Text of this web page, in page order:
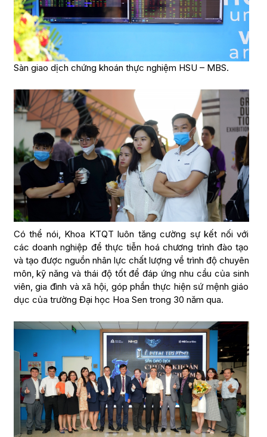
Sàn giao dịch chứng khoán thực nghiệm HSU – MBS.
Có thể nói, Khoa KTQT luôn tăng cường sự kết nối với
các doanh nghiệp để thực tiễn hoá chương trình đào tạo
và tạo được nguồn nhân lực chất lượng về trình độ chuyên
môn, kỹ năng và thái độ tốt để đáp ứng nhu cầu của sinh
viên, gia đình và xã hội, góp phần thực hiện sứ mệnh giáo
dục của trường Đại học Hoa Sen trong 30 năm qua.